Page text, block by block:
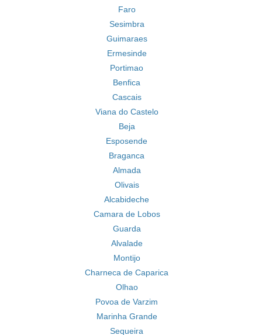
Faro
Sesimbra
Guimaraes
Ermesinde
Portimao
Benfica
Cascais
Viana do Castelo
Beja
Esposende
Braganca
Almada
Olivais
Alcabideche
Camara de Lobos
Guarda
Alvalade
Montijo
Charneca de Caparica
Olhao
Povoa de Varzim
Marinha Grande
Sequeira